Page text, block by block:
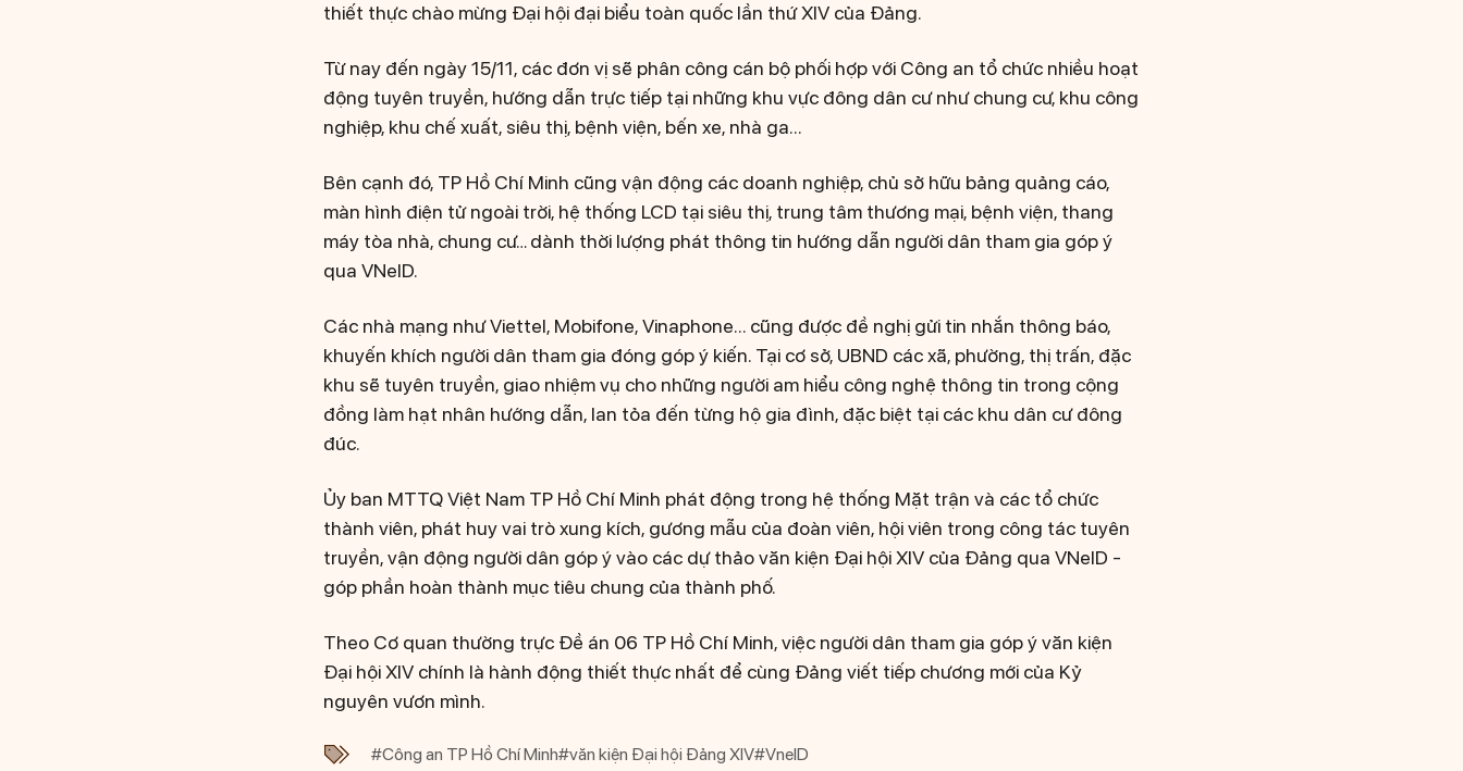
thiết thực chào mừng Đại hội đại biểu toàn quốc lần thứ XIV của Đảng.
Từ nay đến ngày 15/11, các đơn vị sẽ phân công cán bộ phối hợp với Công an tổ chức nhiều hoạt
động tuyên truyền, hướng dẫn trực tiếp tại những khu vực đông dân cư như chung cư, khu công
nghiệp, khu chế xuất, siêu thị, bệnh viện, bến xe, nhà ga...
Bên cạnh đó, TP Hồ Chí Minh cũng vận động các doanh nghiệp, chủ sở hữu bảng quảng cáo,
màn hình điện tử ngoài trời, hệ thống LCD tại siêu thị, trung tâm thương mại, bệnh viện, thang
máy tòa nhà, chung cư… dành thời lượng phát thông tin hướng dẫn người dân tham gia góp ý
qua VNeID.
Các nhà mạng như Viettel, Mobifone, Vinaphone... cũng được đề nghị gửi tin nhắn thông báo,
khuyến khích người dân tham gia đóng góp ý kiến. Tại cơ sở, UBND các xã, phường, thị trấn, đặc
khu sẽ tuyên truyền, giao nhiệm vụ cho những người am hiểu công nghệ thông tin trong cộng
đồng làm hạt nhân hướng dẫn, lan tỏa đến từng hộ gia đình, đặc biệt tại các khu dân cư đông
đúc.
Ủy ban MTTQ Việt Nam TP Hồ Chí Minh phát động trong hệ thống Mặt trận và các tổ chức
thành viên, phát huy vai trò xung kích, gương mẫu của đoàn viên, hội viên trong công tác tuyên
truyền, vận động người dân góp ý vào các dự thảo văn kiện Đại hội XIV của Đảng qua VNeID -
góp phần hoàn thành mục tiêu chung của thành phố.
Theo Cơ quan thường trực Đề án 06 TP Hồ Chí Minh, việc người dân tham gia góp ý văn kiện
Đại hội XIV chính là hành động thiết thực nhất để cùng Đảng viết tiếp chương mới của Kỷ
nguyên vươn mình.
#Công an TP Hồ Chí Minh#văn kiện Đại hội Đảng XIV#VneID